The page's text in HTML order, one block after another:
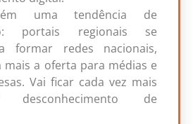
uma tendência de
portais regionais se
formar redes nacionais,
a oferta para médias e
Vai ficar cada vez mais
de